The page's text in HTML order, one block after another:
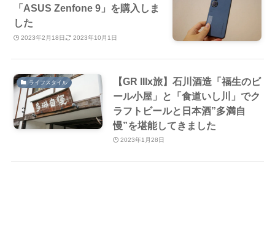
「ASUS Zenfone 9」を購入しま
した
2023年2月18日 2023年10月1日
ライフスタイル
【GR IIIx旅】石川酒造「福生のビ
ール小屋」と「食道いし川」でク
ラフトビールと日本酒”多満自
慢”を堪能してきました
2023年1月28日